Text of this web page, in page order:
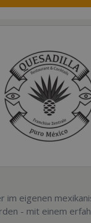
im eigenen
- mit einem